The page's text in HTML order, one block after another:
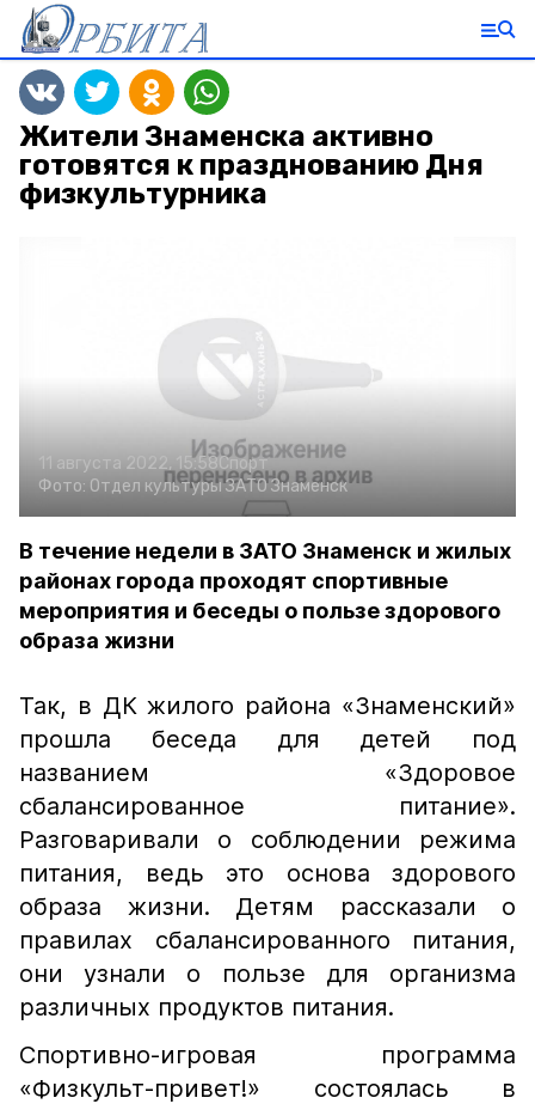
Жители Знаменска активно
готовятся к празднованию Дня
физкультурника
11 августа 2022, 15:58Спорт
Фото: Отдел культуры ЗАТО Знаменск
В течение недели в ЗАТО Знаменск и жилых
районах города проходят спортивные
мероприятия и беседы о пользе здорового
образа жизни
Так, в ДК жилого района «Знаменский»
прошла беседа для детей под
названием «Здоровое
сбалансированное питание».
Разговаривали о соблюдении режима
питания, ведь это основа здорового
образа жизни. Детям рассказали о
правилах сбалансированного питания,
они узнали о пользе для организма
различных продуктов питания.
Спортивно-игровая программа
«Физкульт-привет!» состоялась в